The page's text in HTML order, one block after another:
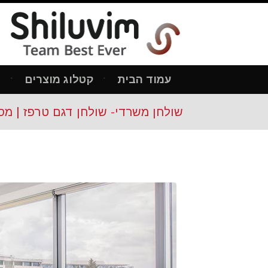
עמוד הבית קטלוג מוצרים
שולחן משרדי- שולחן דגם טרפז | מס':